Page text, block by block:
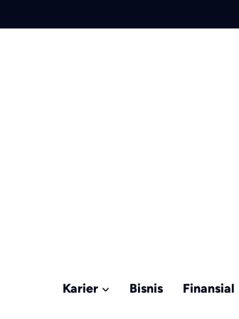
Karier Bisnis Finansial